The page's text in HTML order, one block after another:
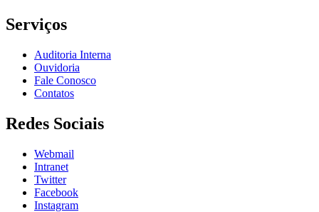
Serviços
Auditoria Interna
Ouvidoria
Fale Conosco
Contatos
Redes Sociais
Webmail
Intranet
Twitter
Facebook
Instagram